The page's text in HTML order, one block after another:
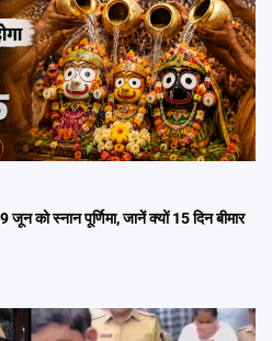
स्नान पूर्णिमा, जानें क्यों 15 दिन बीमार